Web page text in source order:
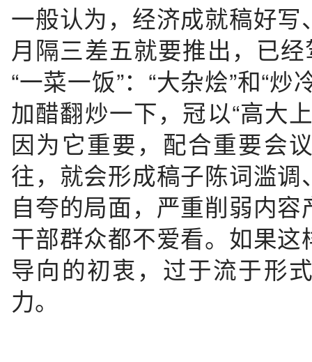
一般认为，经济成就稿好
月隔三差五就要推出，已
“一菜一饭”：“大杂烩”和“
加醋翻炒一下，冠以“高大
因为它重要，配合重要会
往，就会形成稿子陈词滥
自夸的局面，严重削弱内
干部群众都不爱看。如果
导向的初衷，过于流于形
力。